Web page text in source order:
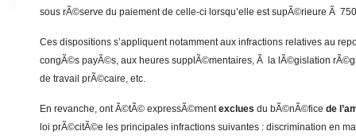
sous rÃ©serve du paiement de celle-ci lorsqu’elle est supÃ©rieure Ã 750
Ces dispositions s’appliquent notamment aux infractions relatives au
congÃ©s payÃ©s, aux heures supplÃ©mentaires, Ã la lÃ©gislation
de travail prÃ©caire, etc.
En revanche, ont Ã©tÃ© expressÃ©mentexclues du bÃ©nÃ©fice de
loi prÃ©citÃ©e les principales infractions suivantes : discrimination en